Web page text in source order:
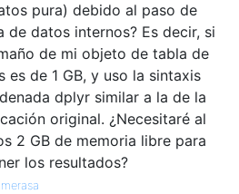
pura) debido al paso de
de datos internos? Es decir, si
de mi objeto de tabla de
es de 1 GB, y uso la sintaxis
dplyr similar a la de la
original. ¿Necesitaré al
2 GB de memoria libre para
los resultados?